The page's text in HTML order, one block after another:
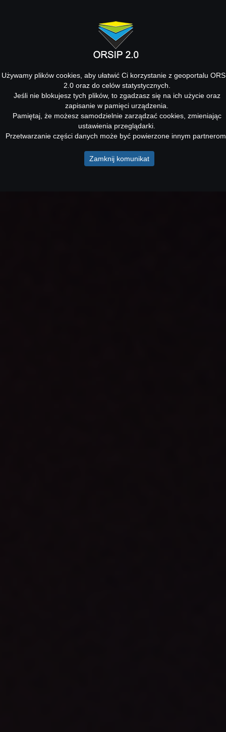
Używamy plików cookies, aby ułatwić Ci korzystanie z geoportalu
2.0 oraz do celów statystycznych.
Jeśli nie blokujesz tych plików, to zgadzasz się na ich użycie oraz
zapisanie w pamięci urządzenia.
Pamiętaj, że możesz samodzielnie zarządzać cookies, zmieniając
ustawienia przeglądarki.
Przetwarzanie części danych może być powierzone innym
Zamknij komunikat